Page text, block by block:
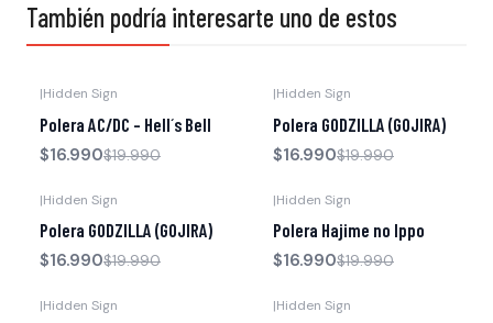
También podría interesarte uno de estos
|Hidden Sign
Polera AC/DC - Hell´s Bell
$16.990$19.990
|Hidden Sign
Polera GODZILLA (GOJIRA)
$16.990$19.990
|Hidden Sign
Polera GODZILLA (GOJIRA)
$16.990$19.990
|Hidden Sign
Polera Hajime no Ippo
$16.990$19.990
|Hidden Sign |Hidden Sign